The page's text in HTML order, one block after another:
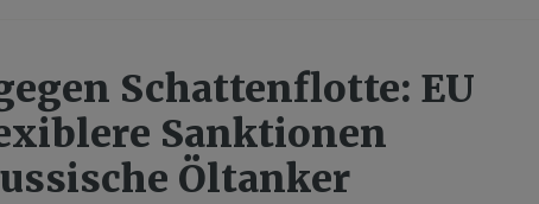
Schattenflotte: EU
Sanktionen
Öltanker